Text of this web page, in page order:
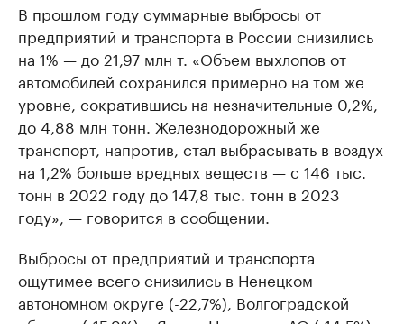
В прошлом году суммарные выбросы от
предприятий и транспорта в России снизились
на 1% — до 21,97 млн т. «Объем выхлопов от
автомобилей сохранился примерно на том же
уровне, сократившись на незначительные 0,2%,
до 4,88 млн тонн. Железнодорожный же
транспорт, напротив, стал выбрасывать в воздух
на 1,2% больше вредных веществ — с 146 тыс.
тонн в 2022 году до 147,8 тыс. тонн в 2023
году», — говорится в сообщении.
Выбросы от предприятий и транспорта
ощутимее всего снизились в Ненецком
автономном округе (-22,7%), Волгоградской